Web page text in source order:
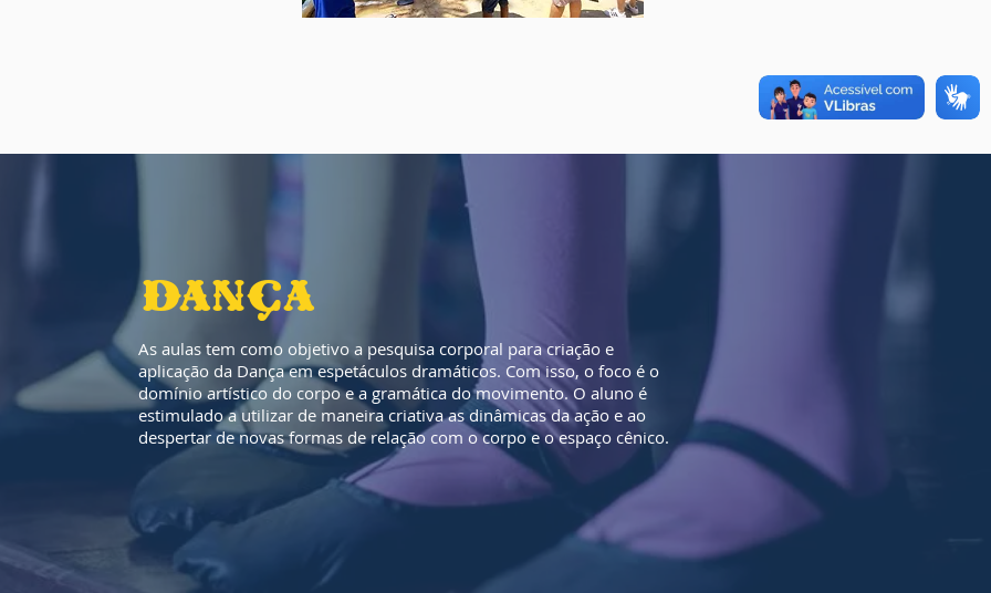
DANÇA
As aulas tem como objetivo a pesquisa corporal para criação e
aplicação da Dança em espetáculos dramáticos. Com isso, o foco é o
domínio artístico do corpo e a gramática do movimento. O aluno é
estimulado a utilizar de maneira criativa as dinâmicas da ação e ao
despertar de novas formas de relação com o corpo e o espaço cênico.